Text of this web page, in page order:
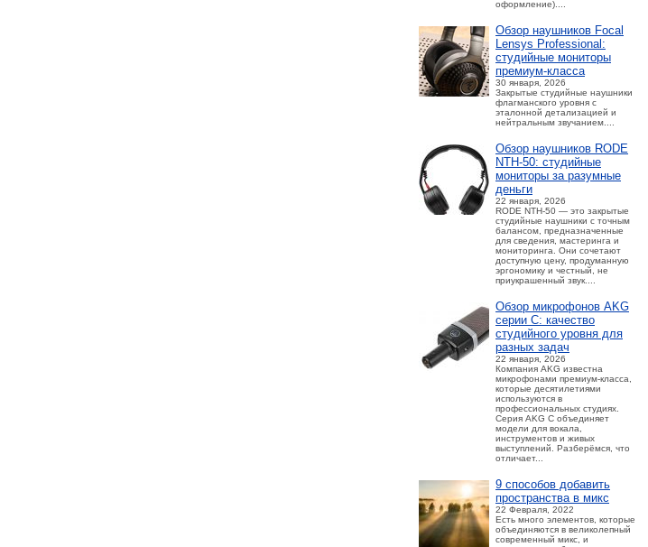
оформление)....
Обзор наушников Focal
Lensys Professional:
студийные мониторы
премиум‑класса
30 января, 2026
Закрытые студийные наушники
флагманского уровня с
эталонной детализацией и
нейтральным звучанием....
Обзор наушников RODE
NTH-50: студийные
мониторы за разумные
деньги
22 января, 2026
RODE NTH-50 — это закрытые
студийные наушники с точным
балансом, предназначенные
для сведения, мастеринга и
мониторинга. Они сочетают
доступную цену, продуманную
эргономику и честный, не
приукрашенный звук....
Обзор микрофонов AKG
серии C: качество
студийного уровня для
разных задач
22 января, 2026
Компания AKG известна
микрофонами премиум-класса,
которые десятилетиями
используются в
профессиональных студиях.
Серия AKG C объединяет
модели для вокала,
инструментов и живых
выступлений. Разберёмся, что
отличает...
9 способов добавить
пространства в микс
22 Февраля, 2022
Есть много элементов, которые
объединяются в великолепный
современный микс, и